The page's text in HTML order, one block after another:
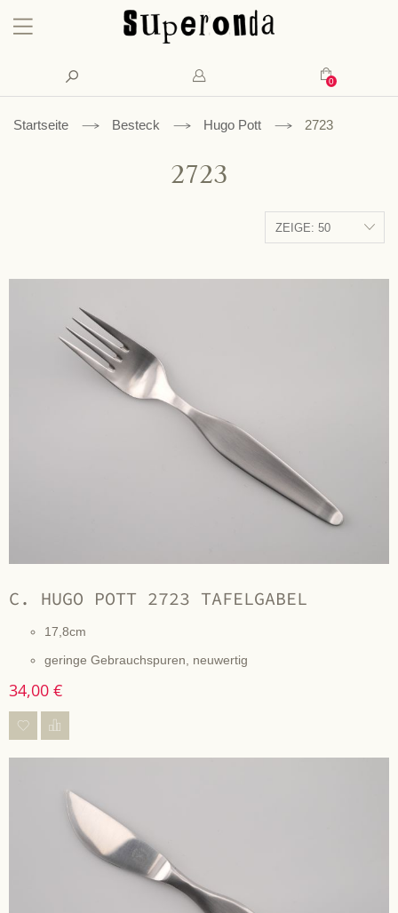
Konto
Mein
Suche
Startseite Besteck Hugo Pott 2723
2723
C. HUGO POTT 2723 TAFELGABEL
17,8cm
geringe Gebrauchspuren, neuwertig
34,00 €